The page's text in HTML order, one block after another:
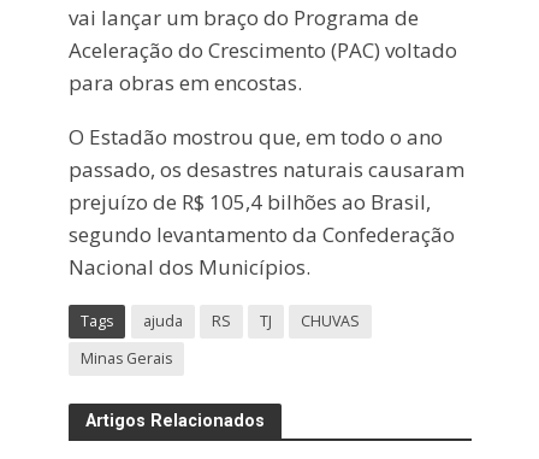
vai lançar um braço do Programa de
Aceleração do Crescimento (PAC) voltado
para obras em encostas.
O Estadão mostrou que, em todo o ano
passado, os desastres naturais causaram
prejuízo de R$ 105,4 bilhões ao Brasil,
segundo levantamento da Confederação
Nacional dos Municípios.
Tags ajuda RS TJ
CHUVAS
Minas Gerais
Artigos Relacionados